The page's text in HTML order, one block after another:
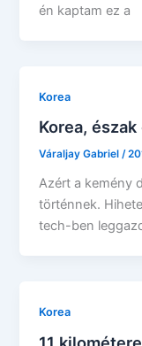
én kaptam ez a
Korea
Korea, észak
Váraljay Gabriel/
Azért a kemény
történnek.
tech-ben
Korea